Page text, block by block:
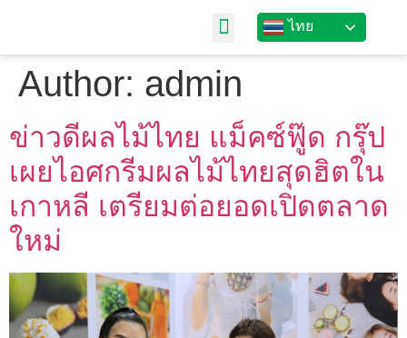
ไทย
Author: admin
ข่าวดีผลไม้ไทย แม็คซ์ฟู๊ด กรุ๊ป
เผยไอศกรีมผลไม้ไทยสุดฮิตใน
เกาหลี เตรียมต่อยอดเปิดตลาด
ใหม่